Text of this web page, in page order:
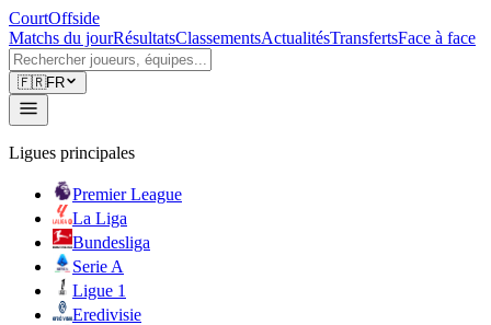
CourtOffside
Matchs du jourRésultatsClassementsActualitésTransfertsFace à face
🇫🇷FR
Ligues principales
Premier League
La Liga
Bundesliga
Serie A
Ligue 1
Eredivisie